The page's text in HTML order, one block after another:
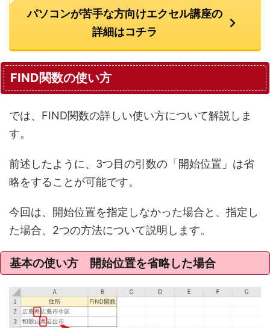
パソコンが苦手な方向けエクセル講座の
詳細はコチラ
FIND関数の使い方
では、FIND関数の詳しい使い方について解説しま
す。
前述したように、3つ目の引数の「開始位置」は省
略をすることが可能です。
今回は、開始位置を指定しなかった場合と、指定し
た場合、2つの方法について説明します。
基本の使い方 開始位置を省略した場合